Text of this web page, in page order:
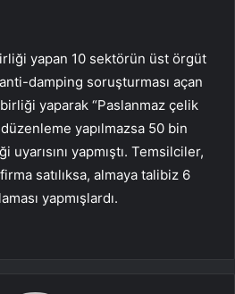
yapan 10 sektörün üst örgüt
damping soruşturması açan
yaparak “Paslanmaz çelik
yapılmazsa 50 bin
yapmıştı. Temsilciler,
satılıksa, almaya talibiz 6
yapmışlardı.